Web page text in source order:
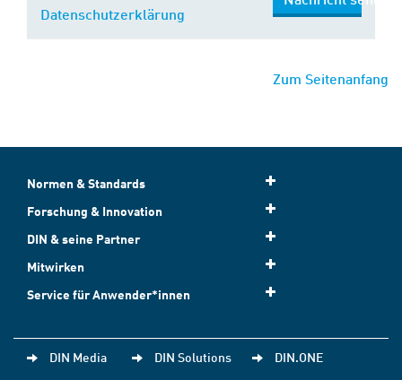
Datenschutzerklärung
Zum Seitenanfang
Normen & Standards
Forschung & Innovation
DIN & seine Partner
Mitwirken
Service für Anwender*innen
DIN Media DIN Solutions DIN.ONE